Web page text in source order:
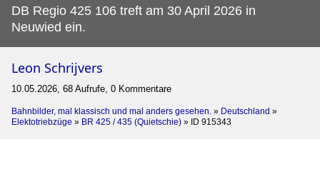
DB Regio 425 106 treft am 30 April 2026 in
Neuwied ein.
Leon Schrijvers
10.05.2026, 68 Aufrufe, 0 Kommentare
Bahnbilder, mal klassisch und mal anders gesehen. » Deutschland »
Elektotriebzüge » BR 425 / 435 (Quietschie) » ID 915343